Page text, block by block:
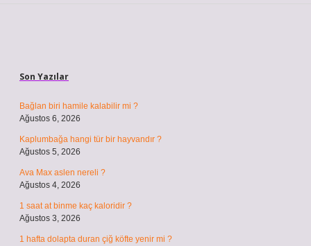
Son Yazılar
Bağlan biri hamile kalabilir mi ?
Ağustos 6, 2026
Kaplumbağa hangi tür bir hayvandır ?
Ağustos 5, 2026
Ava Max aslen nereli ?
Ağustos 4, 2026
1 saat at binme kaç kaloridir ?
Ağustos 3, 2026
1 hafta dolapta duran çiğ köfte yenir mi ?